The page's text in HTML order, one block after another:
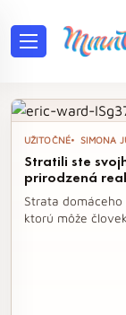
Tag:
UŽITOČNÉ SIMONA
Stratili ste
prirodzená
Strata
ktorú môže